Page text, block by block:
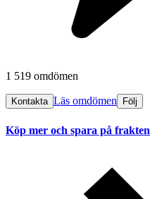
1 519 omdömen
Kontakta Läs omdömen Följ
Köp mer och spara på frakten